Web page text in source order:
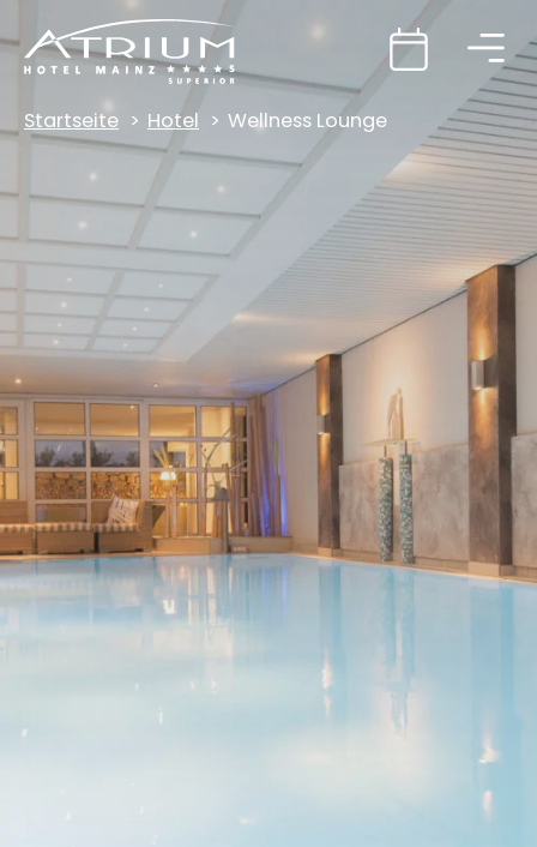
Startseite Hotel Wellness Lounge